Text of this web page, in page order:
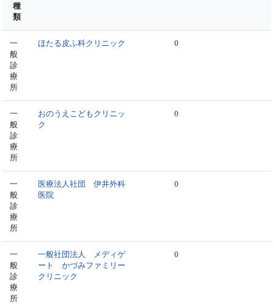
種
類
一
般
診
療
所
ほたる皮ふ科クリニック 0
一
般
診
療
所
おのうえこどもクリニッ
ク
0
一
般
診
療
所
医療法人社団 伊井外科
医院
0
一
般
診
療
所
一般社団法人 メディゲ
ート かづみファミリー
クリニック
0